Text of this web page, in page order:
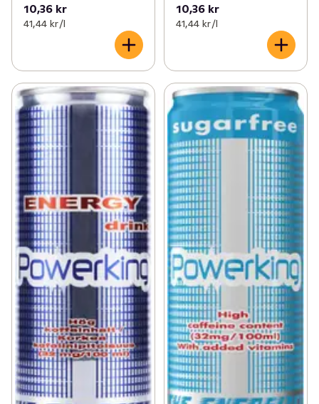
10,36 kr
41,44 kr /l
10,36 kr
41,44 kr /l